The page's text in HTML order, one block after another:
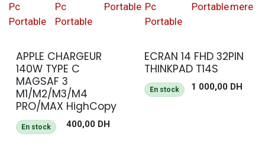
Pc
Portable
Pc
Portable
Portable Pc
Portable
Portablemere
APPLE CHARGEUR
140W TYPE C
MAGSAF 3
M1/M2/M3/M4
PRO/MAX HighCopy
400,00 DH
En stock
ECRAN 14 FHD 32PIN
THINKPAD T14S
1 000,00DH
En stock